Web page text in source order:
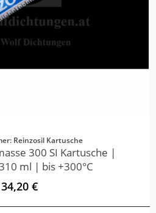
Reinzosil Kartusche
300 SI Kartusche |
ml | bis +300°C
34,20 €